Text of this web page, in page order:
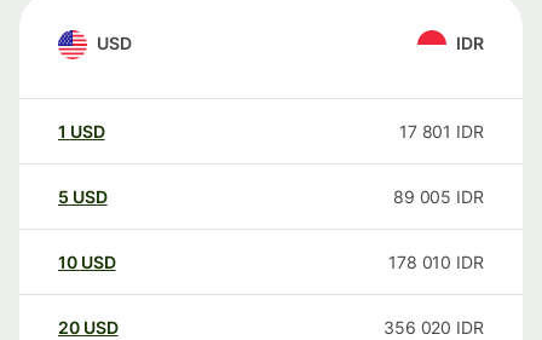
USD IDR
1 USD 17 801 IDR
5 USD 89 005 IDR
10 USD 178 010 IDR
20 USD 356 020 IDR